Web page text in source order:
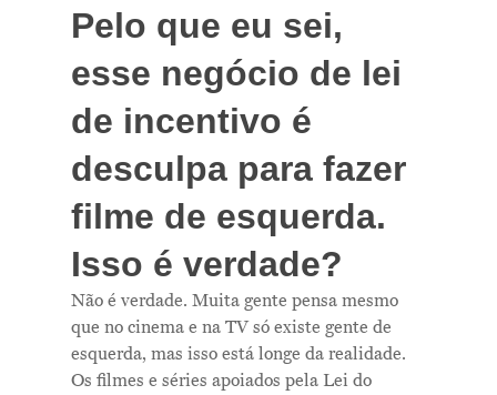
Pelo que eu sei,
esse negócio de lei
de incentivo é
desculpa para fazer
filme de esquerda.
Isso é verdade?
Não é verdade. Muita gente pensa mesmo
que no cinema e na TV só existe gente de
esquerda, mas isso está longe da realidade.
Os filmes e séries apoiados pela Lei do
Newsletter
Contatos